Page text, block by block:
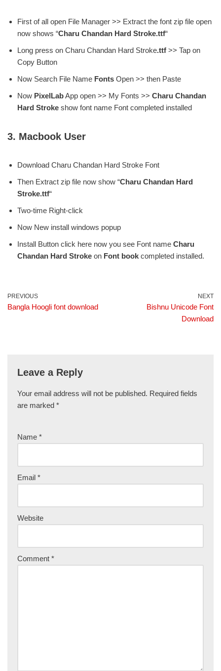
First of all open File Manager >> Extract the font zip file open
now shows “Charu Chandan Hard Stroke.ttf“
Long press on Charu Chandan Hard Stroke.ttf >> Tap on
Copy Button
Now Search File Name Fonts Open >> then Paste
Now PixelLabApp open >> My Fonts >> Charu Chandan
Hard Stroke show font name Font completed installed
3. Macbook User
Download Charu Chandan Hard Stroke Font
Then Extract zip file now show “Charu Chandan Hard
Stroke.ttf“
Two-time Right-click
Now New install windows popup
Install Button click here now you see Font name Charu
Chandan Hard Stroke on Font book completed installed.
PREVIOUS
Bangla Hoogli font download
NEXT
Bishnu Unicode Font
Download
Leave a Reply
Your email address will not be published. Required fields
are marked *
Name *
Email *
Website
Comment *